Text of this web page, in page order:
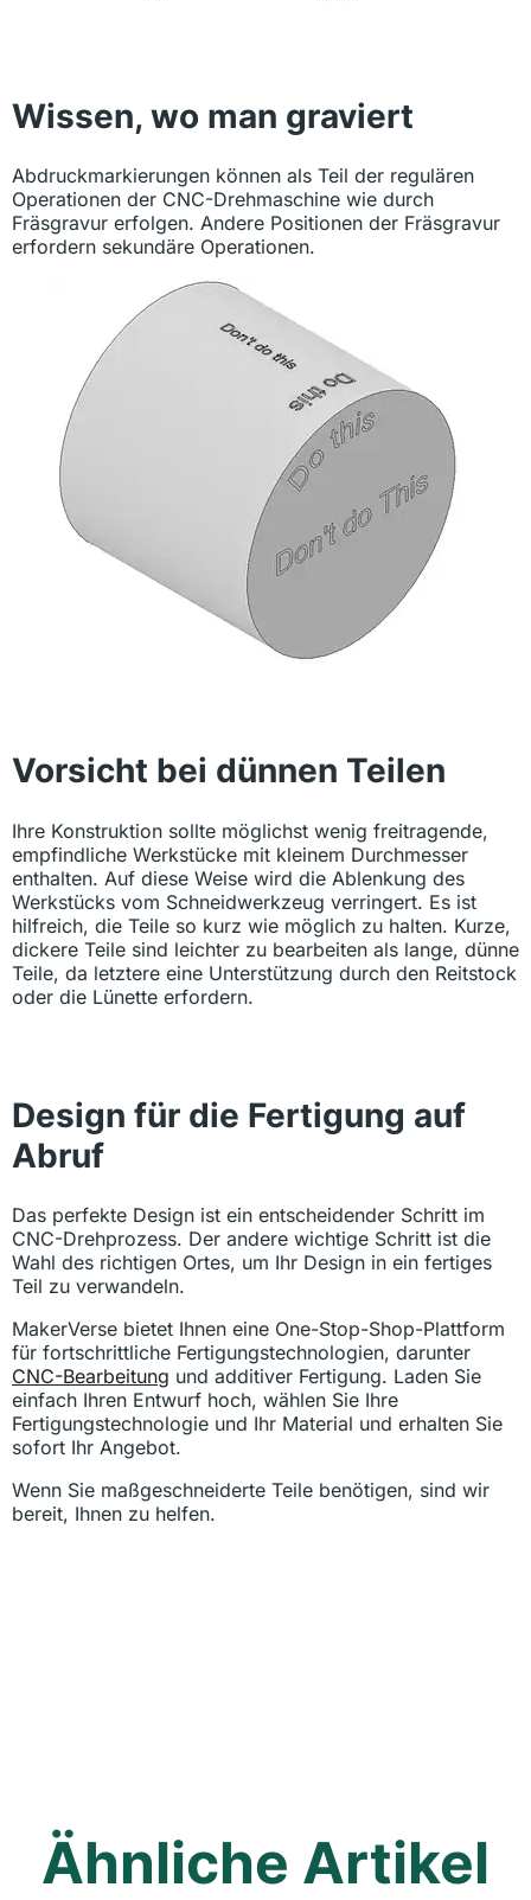
Wissen, wo man graviert
Abdruckmarkierungen können als Teil der regulären
Operationen der CNC-Drehmaschine wie durch
Fräsgravur erfolgen. Andere Positionen der Fräsgravur
erfordern sekundäre Operationen.
Vorsicht bei dünnen Teilen
Ihre Konstruktion sollte möglichst wenig freitragende,
empfindliche Werkstücke mit kleinem Durchmesser
enthalten. Auf diese Weise wird die Ablenkung des
Werkstücks vom Schneidwerkzeug verringert. Es ist
hilfreich, die Teile so kurz wie möglich zu halten. Kurze,
dickere Teile sind leichter zu bearbeiten als lange, dünne
Teile, da letztere eine Unterstützung durch den Reitstock
oder die Lünette erfordern.
Design für die Fertigung auf
Abruf
Das perfekte Design ist ein entscheidender Schritt im
CNC-Drehprozess. Der andere wichtige Schritt ist die
Wahl des richtigen Ortes, um Ihr Design in ein fertiges
Teil zu verwandeln.
MakerVerse bietet Ihnen eine One-Stop-Shop-Plattform
für fortschrittliche Fertigungstechnologien, darunter
CNC-Bearbeitung und additiver Fertigung. Laden Sie
einfach Ihren Entwurf hoch, wählen Sie Ihre
Fertigungstechnologie und Ihr Material und erhalten Sie
sofort Ihr Angebot.
Wenn Sie maßgeschneiderte Teile benötigen, sind wir
bereit, Ihnen zu helfen.
Ähnliche Artikel